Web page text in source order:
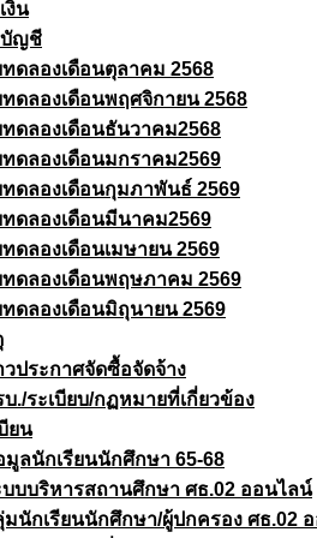
งิน
บัญชี
ทดลองเดือนตุลาคม 2568
ทดลองเดือนพฤศจิกายน 2568
ทดลองเดือนธันวาคม2568
ทดลองเดือนมกราคม2569
ทดลองเดือนกุมภาพันธ์ 2569
ทดลองเดือนมีนาคม2569
ทดลองเดือนเมษายน 2569
ทดลองเดือนพฤษภาคม 2569
ทดลองเดือนมิถุนายน 2569
วประกาศจัดซื้อจัดจ้าง
./ระเบียบ/กฏหมายที่เกี่ยวข้อง
ยน
มูลนักเรียนนักศึกษา 65-68
บบบริหารสถานศึกษา ศธ.02 ออนไลน์
มนักเรียนนักศึกษา/ผู้ปกครอง ศธ.02